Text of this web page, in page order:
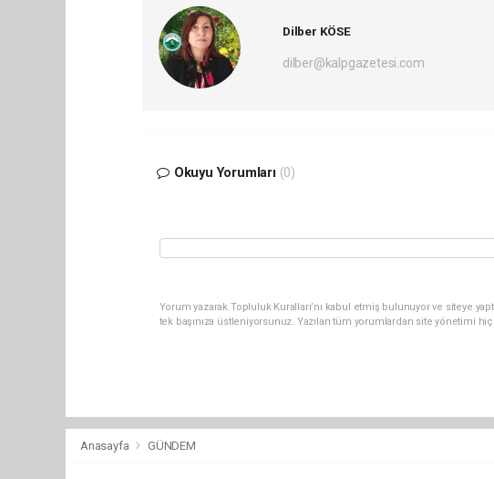
Dilber KÖSE
dilber@kalpgazetesi.com
Okuyu Yorumları (0)
Yorum yazarak Topluluk Kuralları’nı kabul etmiş bulunuyor ve siteye
tek başınıza üstleniyorsunuz. Yazılan tüm yorumlardan site yönetimi
Anasayfa GÜNDEM